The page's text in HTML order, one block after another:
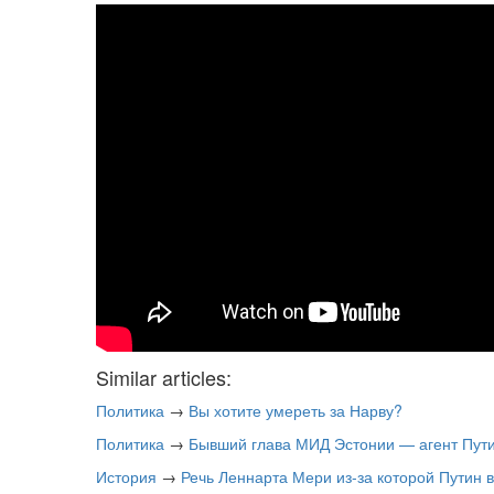
Similar articles:
Политика → Вы хотите умереть за Нарву?
Политика → Бывший глава МИД Эстонии — агент
История → Речь Леннарта Мери из-за которой Путин